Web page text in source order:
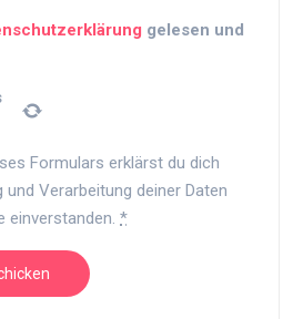
gelesen und
Formulars erklärst du dich
Verarbeitung deiner Daten
einverstanden. *